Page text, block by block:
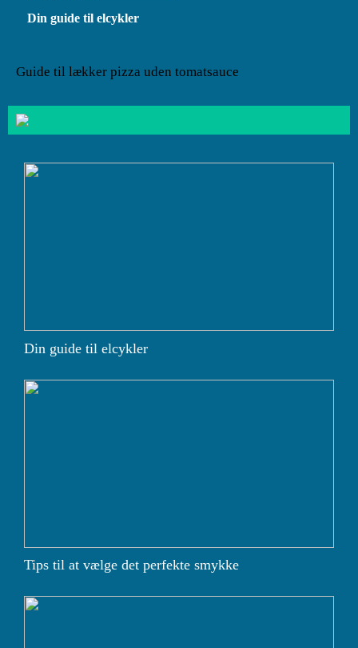
Din guide til elcykler
Guide til lækker pizza uden tomatsauce
Din guide til elcykler
Tips til at vælge det perfekte smykke